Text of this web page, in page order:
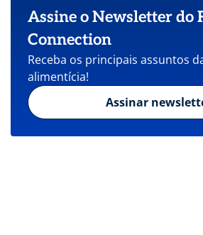
Assine o Newsletter do
Connection
Receba os principais assuntos
alimentícia!
Assinar